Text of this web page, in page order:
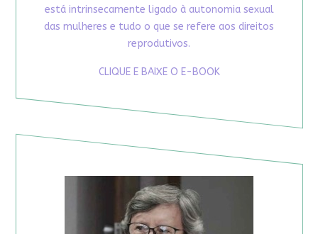
está intrinsecamente ligado à autonomia sexual
das mulheres e tudo o que se refere aos direitos
reprodutivos.
CLIQUE E BAIXE O E-BOOK